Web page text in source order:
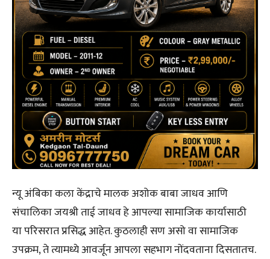
न्यू अंबिका कला केंद्राचे मालक अशोक बाबा जाधव आणि
संचालिका जयश्री ताई जाधव हे आपल्या सामाजिक कार्यासाठी
या परिसरात प्रसिद्ध आहेत. कुठलाही सण असो वा सामाजिक
उपक्रम, ते त्यामध्ये आवर्जून आपला सहभाग नोंदवताना दिसतातच.